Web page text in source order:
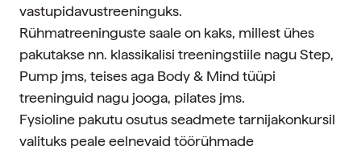
vastupidavustreeninguks.
Rühmatreeninguste saale on kaks, millest ühes
pakutakse nn. klassikalisi treeningstiile nagu Step,
Pump jms, teises aga Body & Mind tüüpi
treeninguid nagu jooga, pilates jms.
Fysioline pakutu osutus seadmete tarnijakonkursil
valituks peale eelnevaid töörühmade